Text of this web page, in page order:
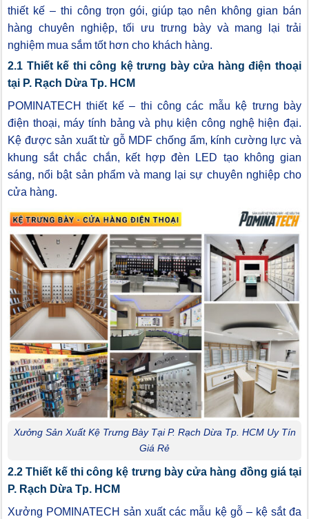
thiết kế – thi công trọn gói, giúp tạo nên không gian bán
hàng chuyên nghiệp, tối ưu trưng bày và mang lại trải
nghiệm mua sắm tốt hơn cho khách hàng.
2.1 Thiết kế thi công kệ trưng bày cửa hàng điện thoại
tại P. Rạch Dừa Tp. HCM
POMINATECH thiết kế – thi công các mẫu kệ trưng bày
điện thoại, máy tính bảng và phụ kiện công nghệ hiện đại.
Kệ được sản xuất từ gỗ MDF chống ẩm, kính cường lực và
khung sắt chắc chắn, kết hợp đèn LED tạo không gian
sáng, nổi bật sản phẩm và mang lại sự chuyên nghiệp cho
cửa hàng.
Xưởng Sản Xuất Kệ Trưng Bày Tại P. Rạch Dừa Tp. HCM Uy Tín
Giá Rẻ
2.2 Thiết kế thi công kệ trưng bày cửa hàng đồng giá tại
P. Rạch Dừa Tp. HCM
Xưởng POMINATECH sản xuất các mẫu kệ gỗ – kệ sắt đa